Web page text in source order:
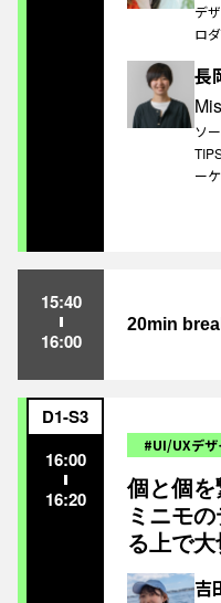
デ
ロ
長
ソ
ー
15:40
16:00
20min
D1-S3
16:00
16:20
#UI/UXデザ
個と個を
ミニモ
る上で
吉